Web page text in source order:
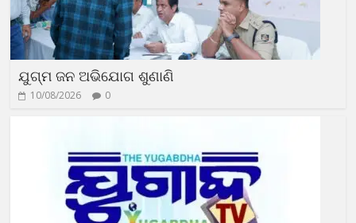
ଯୁଗ୍ମ ଜନ ଅଭିଯୋଗ ଶୁଣାଣି
10/08/2026 0